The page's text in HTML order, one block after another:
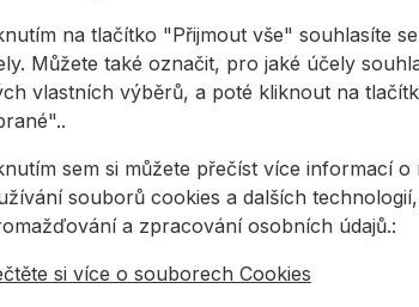
spojovací materiál
dvou částech jistě víte jaké šrouby a vruty,
io doplňkovém spojovacím materiálu, který Vám umí
dobře posloužit?
více
na tlačítko "Přijmout vše" souhlasíte
Můžete také označit, pro jaké účely
vlastních výběrů, a poté kliknout na
sem si můžete přečíst více informací o
souborů cookies a dalších
a zpracování osobních údajů.:
si více o souborech Cookies